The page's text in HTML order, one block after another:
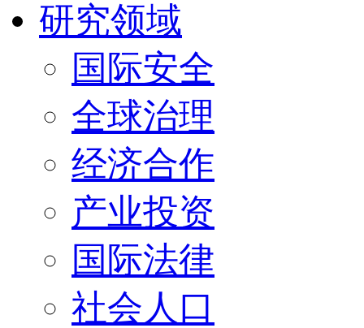
研究领域
国际安全
全球治理
经济合作
产业投资
国际法律
社会人口